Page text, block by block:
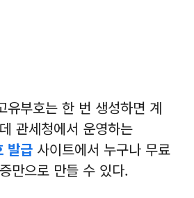
유부호는 한 번 생성하면 계
관세청에서 운영하는
발급 사이트에서 누구나 무료
만으로 만들 수 있다.